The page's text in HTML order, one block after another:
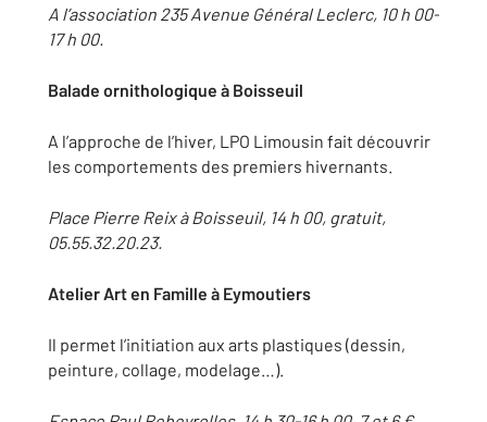
A l’association 235 Avenue Général Leclerc, 10 h 00-
17 h 00.
Balade ornithologique à Boisseuil
A l’approche de l’hiver, LPO Limousin fait découvrir
les comportements des premiers hivernants.
Place Pierre Reix à Boisseuil, 14 h 00, gratuit,
05.55.32.20.23.
Atelier Art en Famille à Eymoutiers
Il permet l’initiation aux arts plastiques (dessin,
peinture, collage, modelage…).